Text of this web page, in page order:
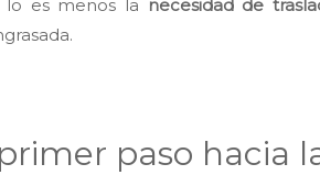
es menos la necesidad de
paso hacia